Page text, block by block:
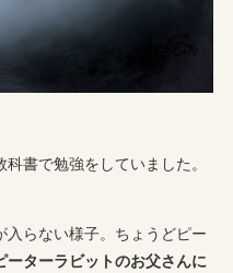
書で勉強をしていました。
らない様子。ちょうどピー
ーターラビットのお父さんに